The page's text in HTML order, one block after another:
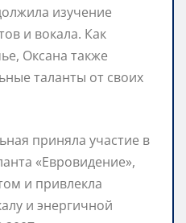
изучение
и вокала. Как
Оксана также
таланты от своих
приняла участие в
«Евровидение»,
и привлекла
и энергичной